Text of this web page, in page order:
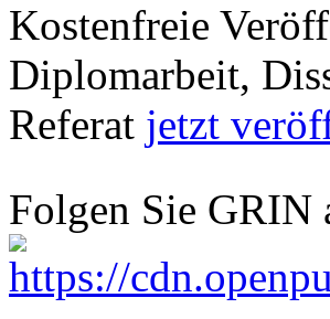
Kostenfreie
Diplomarbeit,
Referat jetzt
Folgen Sie GRIN